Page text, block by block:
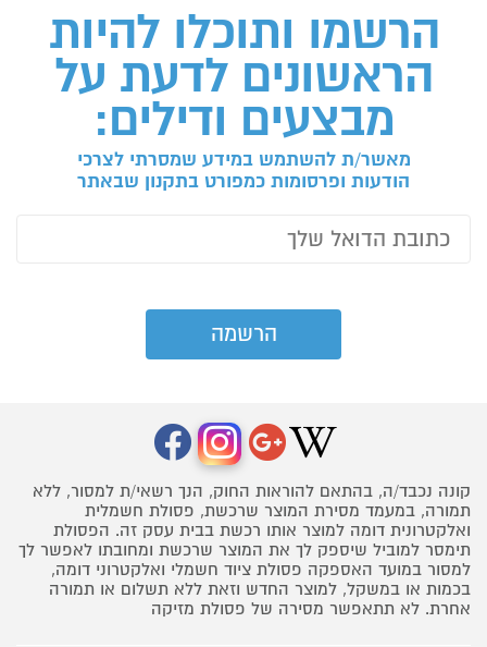
הרשמו ותוכלו להיות
הראשונים לדעת על
מבצעים ודילים:
מאשר/ת להשתמש במידע שמסרתי לצרכי
הודעות ופרסומות כמפורט בתקנון שבאתר
קונה נכבד/ה, בהתאם להוראות החוק, הנך רשאי/ת למסור, ללא
תמורה, במעמד מסירת המוצר שרכשת, פסולת חשמלית
ואלקטרונית דומה למוצר אותו רכשת בבית עסק זה. הפסולת
תימסר למוביל שיספק לך את המוצר שרכשת ומחובתו לאפשר לך
למסור במועד האספקה פסולת ציוד חשמלי ואלקטרוני דומה,
בכמות או במשקל, למוצר החדש וזאת ללא תשלום או תמורה
אחרת. לא תתאפשר מסירה של פסולת מזיקה